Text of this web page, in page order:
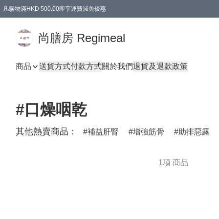
凡購物滿HKD 500.00即享運費減免優惠
尚膳房 Regimeal
商品 送貨方式付款方式關於我們退貨及退款政策
#口燥咽乾
其他熱賣商品： 補益肝腎 增強筋骨 助排惡露
1項 商品